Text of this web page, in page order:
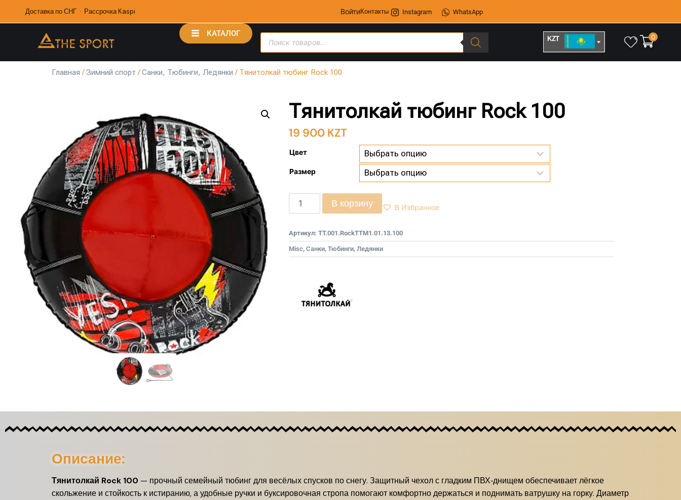
Доставка по СНГ · Рассрочка Kaspi ВойтиКонтакты Instagram WhatsApp
КАТАЛОГ
KZT 0
Главная /Зимний спорт /Санки, Тюбинги, Ледянки / Тянитолкай тюбинг Rock 100
Тянитолкай тюбинг Rock 100
19 900 KZT
Цвет
Размер
В корзину В Избранное
Артикул: TT.001.RockTTM1.01.13.100
Misc, Санки, Тюбинги, Ледянки
Описание:
Тянитолкай Rock 100 — прочный семейный тюбинг для весёлых спусков по снегу. Защитный чехол с гладким ПВХ‑днищем обеспечивает лёгкое
скольжение и стойкость к истиранию, а удобные ручки и буксировочная стропа помогают комфортно держаться и поднимать ватрушку на горку. Диаметр